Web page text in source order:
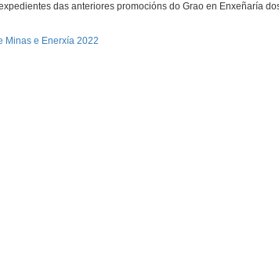
das anteriores promocións do Grao en Enxeñaría
Minas e Enerxía 2022